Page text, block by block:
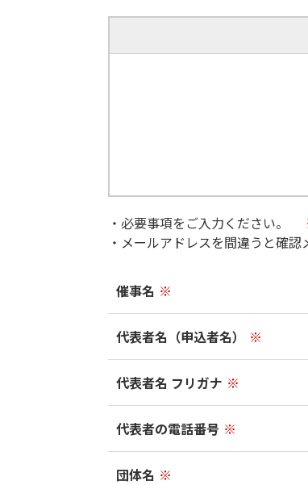
・必要事項をご入力ください。
・メールアドレスを間違うと確
催事名 ※
代表者名（申込者名） ※
代表者名 フリガナ ※
代表者の電話番号 ※
団体名 ※